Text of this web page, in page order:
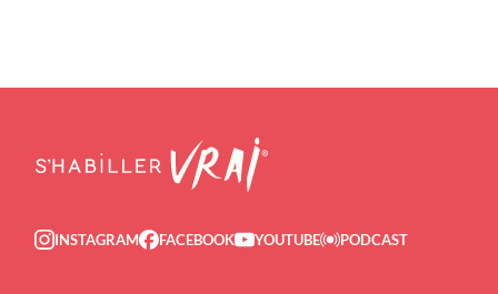
INSTAGRAM FACEBOOK YOUTUBE PODCAST